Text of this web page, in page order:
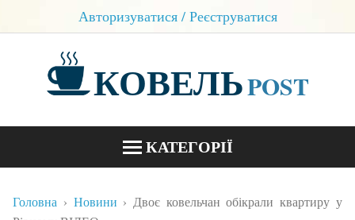
Авторизуватися / Реєструватися
КОВЕЛЬPOST
КАТЕГОРІЇ
Головна Новини
Двоє ковельчан обікрали квартиру у